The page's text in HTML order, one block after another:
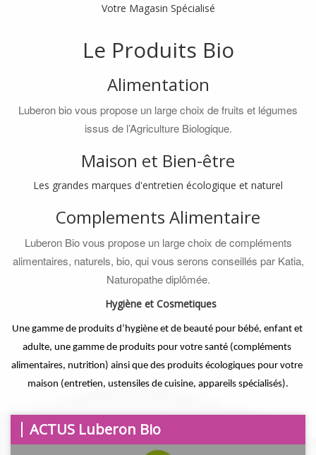
Votre Magasin Spécialisé
Le Produits Bio
Alimentation
Luberon bio vous propose un large choix de fruits et légumes
issus de l’Agriculture Biologique.
Maison et Bien-être
Les grandes marques d'entretien écologique et naturel
Complements Alimentaire
Luberon Bio vous propose un large choix de compléments
alimentaires, naturels, bio, qui vous serons conseillés par Katia,
Naturopathe diplômée.
Hygiène et Cosmetiques
Une gamme de produits d’hygiène et de beauté pour bébé, enfant et
adulte, une gamme de produits pour votre santé (compléments
alimentaires, nutrition) ainsi que des produits écologiques pour votre
maison (entretien, ustensiles de cuisine, appareils spécialisés).
ACTUS Luberon Bio